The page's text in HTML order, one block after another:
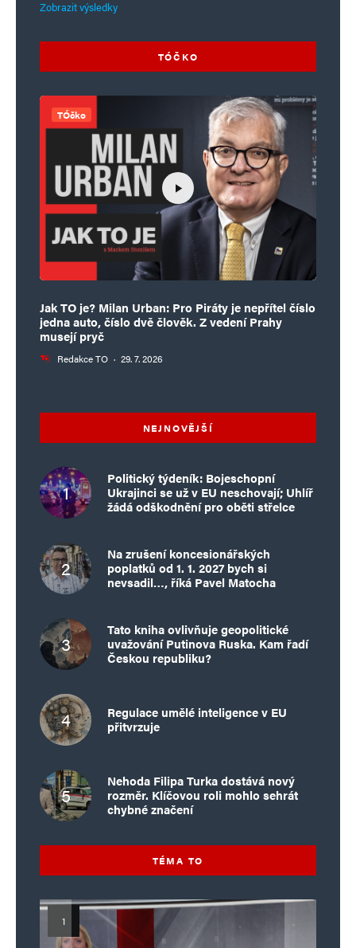
Zobrazit výsledky
TÓČKO
TÓčko
Jak TO je? Milan Urban: Pro Piráty je nepřítel číslo
jedna auto, číslo dvě člověk. Z vedení Prahy
musejí pryč
Redakce TO · 29. 7. 2026
NEJNOVĚJŠÍ
Politický týdeník: Bojeschopní
Ukrajinci se už v EU neschovají; Uhlíř
žádá odškodnění pro oběti střelce
Na zrušení koncesionářských
poplatků od 1. 1. 2027 bych si
nevsadil…, říká Pavel Matocha
Tato kniha ovlivňuje geopolitické
uvažování Putinova Ruska. Kam řadí
Českou republiku?
Regulace umělé inteligence v EU
přitvrzuje
Nehoda Filipa Turka dostává nový
rozměr. Klíčovou roli mohlo sehrát
chybné značení
TÉMA TO